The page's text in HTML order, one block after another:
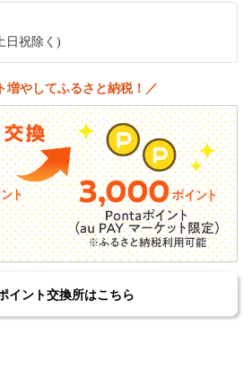
日祝除く)
増やしてふるさと納税！／
イント交換所はこちら